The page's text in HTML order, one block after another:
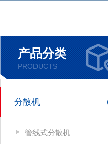
产品分类
PRODUCTS
分散机
管线式分散机